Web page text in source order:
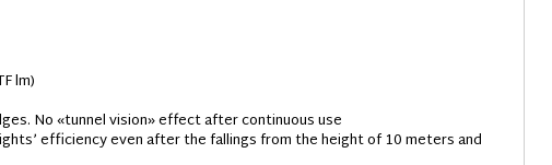
lm)
No «tunnel vision» effect after continuous use
efficiency even after the fallings from the height of 10 meters and